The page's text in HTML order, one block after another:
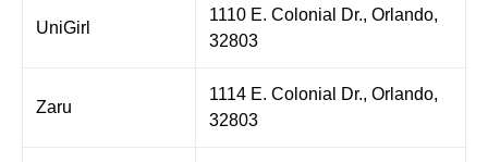
UniGirl
1110 E. Colonial Dr., Orlando,
32803
Zaru
1114 E. Colonial Dr., Orlando,
32803